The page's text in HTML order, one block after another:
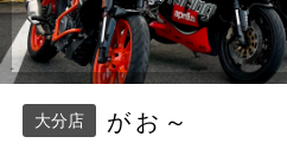
大分店 がお～